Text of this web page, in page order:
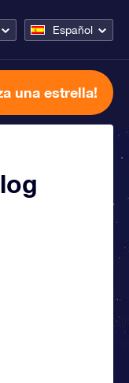
Español
una estrella!